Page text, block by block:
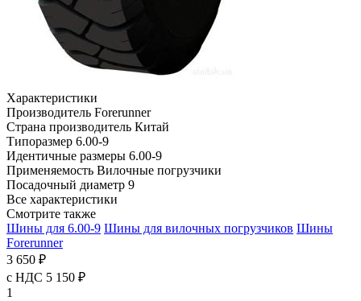
Характеристики
Производитель Forerunner
Страна производитель Китай
Типоразмер 6.00-9
Идентичные размеры 6.00-9
Применяемость Вилочные погрузчики
Посадочный диаметр 9
Все характеристики
Смотрите также
Шины для 6.00-9 Шины для вилочных погрузчиков Шины
Forerunner
3 650 ₽
с НДС 5 150 ₽
1